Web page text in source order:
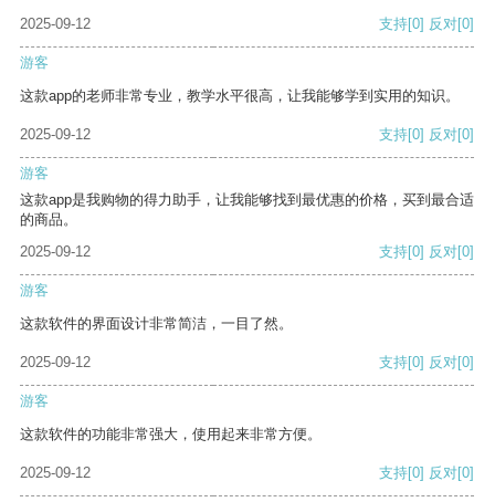
2025-09-12 支持[0] 反对[0]
游客
这款app的老师非常专业，教学水平很高，让我能够学到实用的知识。
2025-09-12 支持[0] 反对[0]
游客
这款app是我购物的得力助手，让我能够找到最优惠的价格，买到最合适
的商品。
2025-09-12
支持[0] 反对[0]
游客
这款软件的界面设计非常简洁，一目了然。
2025-09-12 支持[0] 反对[0]
游客
这款软件的功能非常强大，使用起来非常方便。
2025-09-12 支持[0] 反对[0]